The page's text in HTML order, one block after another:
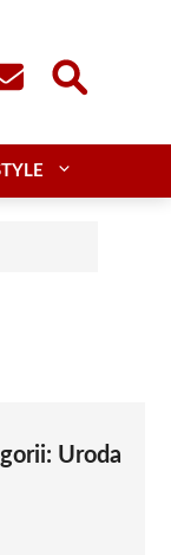
Uroda